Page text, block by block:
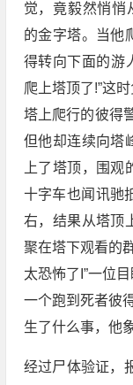
觉，竟毅然悄悄
的金字塔。当他
得转向下面的游
爬上塔顶了!”这
塔上爬行的彼得
但他却连续向塔
上了塔顶，围
十字车也闻讯驰
右，结果从塔顶
聚在塔下观看的
太恐怖了I”一位
一个跑到死者彼
生了什么事，他
经过尸体验证，